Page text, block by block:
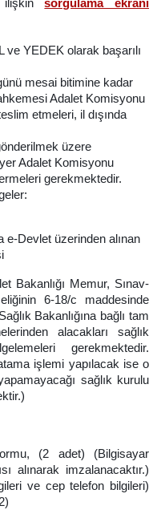
ve YEDEK olarak başarılı
mesai bitimine kadar
Adalet Komisyonu
etmeleri, il dışında
üzere
Adalet Komisyonu
gerekmektedir.
e-Devlet üzerinden alınan
Bakanlığı Memur, Sınav-
6-18/c maddesinde
Bakanlığına bağlı tam
alacakları sağlık
gerekmektedir.
işlemi yapılacak ise o
sağlık kurulu
(2 adet) (Bilgisayar
alınarak imzalanacaktır.)
ve cep telefon bilgileri)
2)